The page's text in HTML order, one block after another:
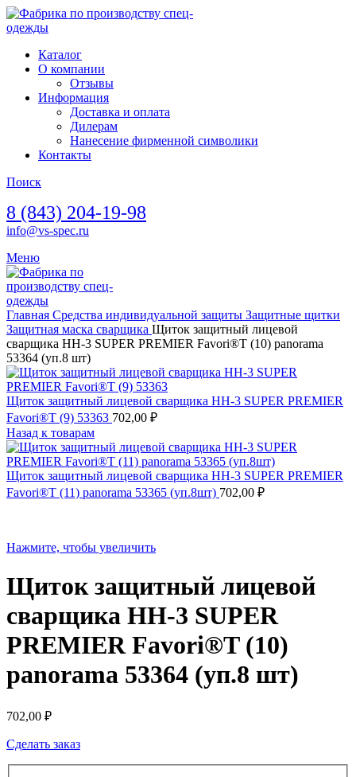
Каталог
О компании
Отзывы
Информация
Доставка и оплата
Дилерам
Нанесение фирменной символики
Контакты
Поиск
8 (843) 204-19-98
info@vs-spec.ru
Меню
Главная Средства индивидуальной защиты Защитные щитки
Защитная маска сварщика Щиток защитный лицевой
сварщика НН-3 SUPER PREMIER Favori®T (10) panorama
53364 (уп.8 шт)
Щиток защитный лицевой сварщика НН-3 SUPER PREMIER
Favori®T (9) 53363 702,00 ₽
Назад к товарам
Щиток защитный лицевой сварщика НН-3 SUPER PREMIER
Favori®T (11) panorama 53365 (уп.8шт) 702,00 ₽
Нажмите, чтобы увеличить
Щиток защитный лицевой
сварщика НН-3 SUPER
PREMIER Favori®T (10)
panorama 53364 (уп.8 шт)
702,00 ₽
Сделать заказ